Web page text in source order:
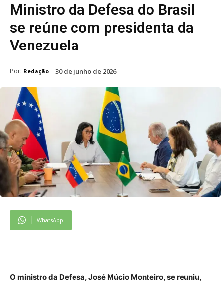
Ministro da Defesa do Brasil
se reúne com presidenta da
Venezuela
Por: Redação 30 de junho de 2026
WhatsApp
O ministro da Defesa, José Múcio Monteiro, se reuniu,